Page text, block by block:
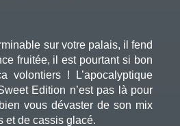
sur votre palais, il fend
fruitée, il est pourtant si bon
volontiers ! L’apocalyptique
Edition n’est pas là pour
vous dévaster de son mix
et de cassis glacé.